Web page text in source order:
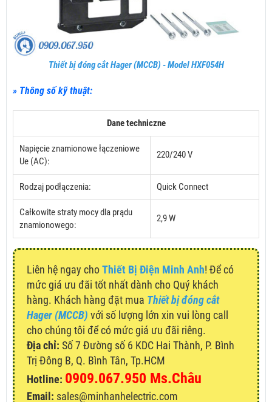
Thiết bị đóng cắt Hager (MCCB) - Model HXF054H
» Thông số kỹ thuật:
Dane techniczne
Napięcie znamionowe łączeniowe
Ue (AC):
220/240 V
Rodzaj podłączenia: Quick Connect
Całkowite straty mocy dla prądu
znamionowego:
2,9 W
Liên hệ ngay choThiết Bị Điện Minh Anh! Để có
mức giá ưu đãi tốt nhất dành cho Quý khách
hàng. Khách hàng đặt mua Thiết bị đóng cắt
Hager (MCCB) với số lượng lớn xin vui lòng call
cho chúng tôi để có mức giá ưu đãi riêng.
Địa chỉ: Số 7 Đường số 6 KDC Hai Thành, P. Bình
Trị Đông B, Q. Bình Tân, Tp.HCM
Hotline: 0909.067.950 Ms.Châu
Email: sales@minhanhelectric.com